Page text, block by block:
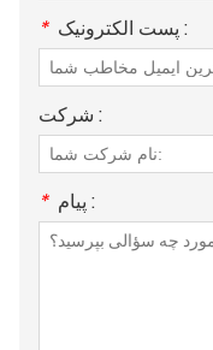
* پست الکترونیک :
شرکت :
* پیام :